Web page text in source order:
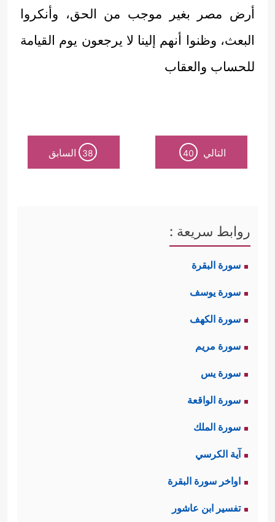
أرض مصر بغير موجب من الحق، وأنكروا
البعث، وظنوا أنهم إلينا لا يرجعون يوم القيامة
للحساب والعقاب
التالي 40
38 السابق
روابط سريعة :
سورة البقرة
سورة يوسف
سورة الكهف
سورة مريم
سورة يس
سورة الواقعة
سورة الملك
آية الكرسي
اواخر سورة البقرة
تفسير ابن عاشور